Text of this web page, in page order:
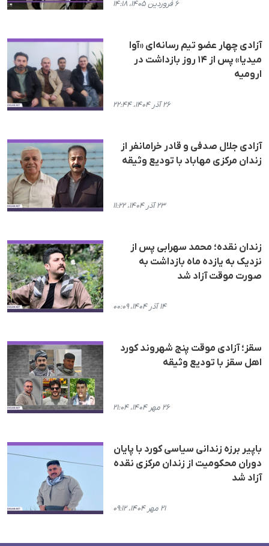
۶ فروردین ۱۴۰۵، ۱۴:۱۸
آزادی چهار عضو تیم رسانه‌ای «آوا
میدیا» پس از ۱۴ روز بازداشت در
ارومیه
۲۶ آذر ۱۴۰۴، ۲۲:۴۴
آزادی جلال صدفی و قادر خرامانفر از
زندان مرکزی مهاباد با تودیع وثیقه
۲۳ آذر ۱۴۰۴، ۱۱:۲۲
زندان نقده؛ محمد سهرابی پس از
نزدیک به یازده ماه بازداشت به
صورت موقت آزاد شد
۱۴ آذر ۱۴۰۴، ۰۰:۰۹
سقز؛ آزادی موقت پنج شهروند کورد
اهل سقز با تودیع وثیقه
۲۶ مهر ۱۴۰۴، ۲۱:۰۴
باپیر برزه زندانی سیاسی کورد با پایان
دوران محکومیت از زندان مرکزی نقدە
آزاد شد
۲۱ مهر ۱۴۰۴، ۰۹:۱۲